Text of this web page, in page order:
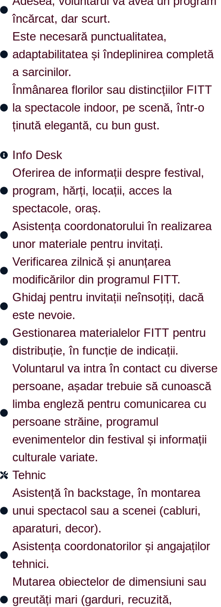
încărcat, dar scurt.
Este necesară punctualitatea,
adaptabilitatea și îndeplinirea completă
a sarcinilor.
Înmânarea florilor sau distincțiilor FITT
la spectacole indoor, pe scenă, într-o
ținută elegantă, cu bun gust.
Info Desk
Oferirea de informații despre festival,
program, hărți, locații, acces la
spectacole, oraș.
Asistența coordonatorului în realizarea
unor materiale pentru invitați.
Verificarea zilnică și anunțarea
modificărilor din programul FITT.
Ghidaj pentru invitații neînsoțiți, dacă
este nevoie.
Gestionarea materialelor FITT pentru
distribuție, în funcție de indicații.
Voluntarul va intra în contact cu diverse
persoane, așadar trebuie să cunoască
limba engleză pentru comunicarea cu
persoane străine, programul
evenimentelor din festival și informații
culturale variate.
Tehnic
Asistență în backstage, în montarea
unui spectacol sau a scenei (cabluri,
aparaturi, decor).
Asistența coordonatorilor și angajaților
tehnici.
Mutarea obiectelor de dimensiuni sau
greutăți mari (garduri, recuzită,